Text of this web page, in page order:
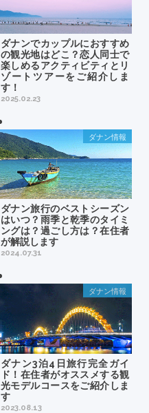
ダナンでカップルにおすすめ
の観光地はどこ？恋人同士で
楽しめるアクティビティとリ
ゾートツアーをご紹介しま
す！
2025.02.23
ダナン旅行のベストシーズン
はいつ？雨季と乾季のタイミ
ングは？過ごし方は？在住者
が解説します
2024.07.31
ダナン情報
ダナン3泊4日旅行完全ガイ
ド！在住者がオススメする観
光モデルコースをご紹介しま
す
2023.08.13
ダナン情報